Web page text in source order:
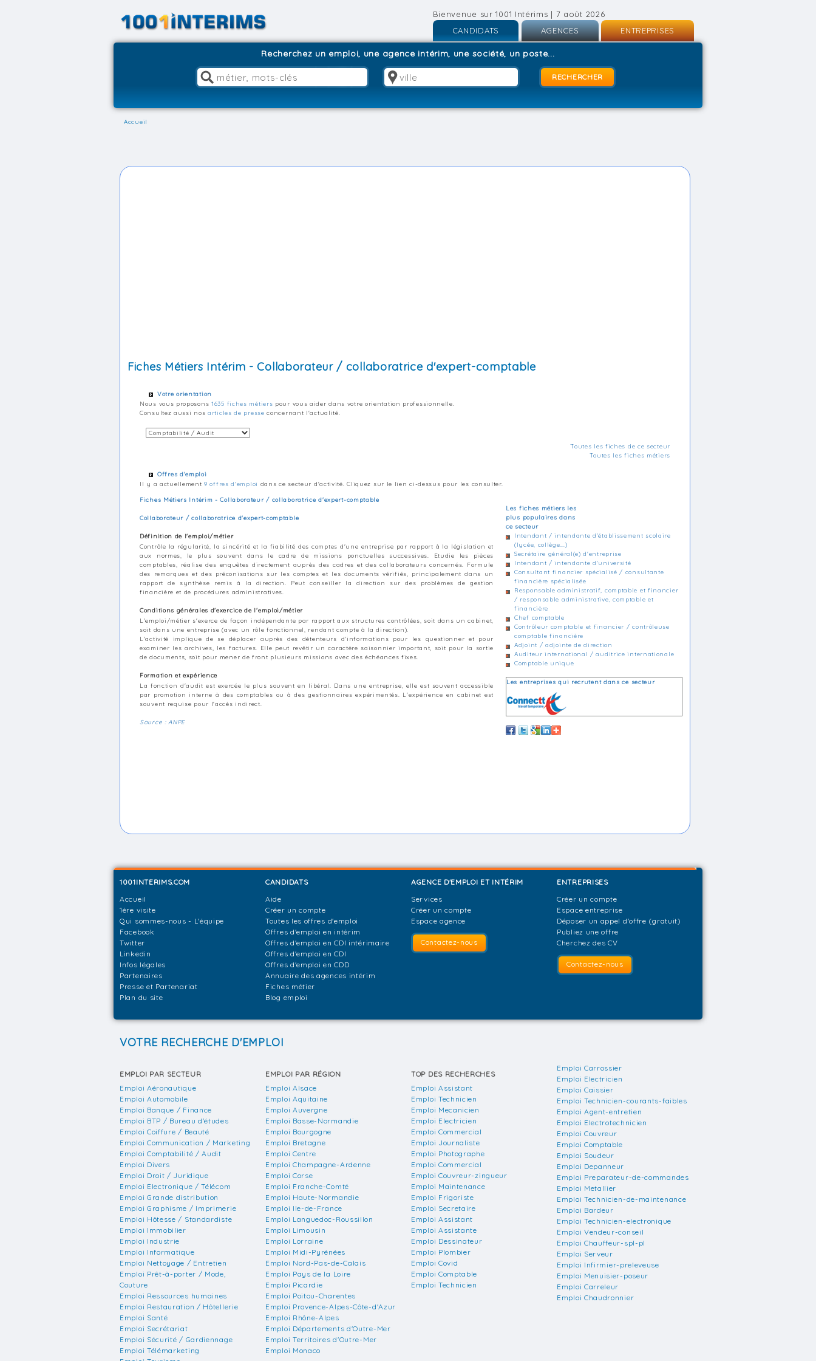
Bienvenue sur 1001 Intérims | 7 août 2026
CANDIDATS
Inscription
AGENCES
Inscription
Connexion
ENTREPRISES
Recherchez un emploi, une agence intérim, une société, un poste...
Accueil
Fiches Métiers Intérim - Collaborateur / collaboratrice d'expert-comptable
Votre orientation
Nous vous proposons 1635 fiches métiers pour vous aider dans votre orientation professionnelle.
Consultez aussi nos articles de presse concernant l'actualité.
Toutes les fiches de ce secteur
Toutes les fiches métiers
Offres d'emploi
Il y a actuellement 9 offres d'emploi dans ce secteur d'activité. Cliquez sur le lien ci-dessus pour les consulter.
Fiches Métiers Intérim - Collaborateur / collaboratrice d'expert-comptable
Collaborateur / collaboratrice d'expert-comptable
Définition de l'emploi/métier
Contrôle la régularité, la sincérité et la fiabilité des comptes d'une entreprise par rapport à la législation et
aux normes, le plus souvent dans le cadre de missions ponctuelles successives. Etudie les pièces
comptables, réalise des enquêtes directement auprès des cadres et des collaborateurs concernés. Formule
des remarques et des préconisations sur les comptes et les documents vérifiés, principalement dans un
rapport de synthèse remis à la direction. Peut conseiller la direction sur des problèmes de gestion
financière et de procédures administratives.
Conditions générales d'exercice de l'emploi/métier
L'emploi/métier s'exerce de façon indépendante par rapport aux structures contrôlées, soit dans un cabinet,
soit dans une entreprise (avec un rôle fonctionnel, rendant compte à la direction).
L'activité implique de se déplacer auprès des détenteurs d'informations pour les questionner et pour
examiner les archives, les factures. Elle peut revêtir un caractère saisonnier important, soit pour la sortie
de documents, soit pour mener de front plusieurs missions avec des échéances fixes.
Formation et expérience
La fonction d'audit est exercée le plus souvent en libéral. Dans une entreprise, elle est souvent accessible
par promotion interne à des comptables ou à des gestionnaires expérimentés. L'expérience en cabinet est
souvent requise pour l'accès indirect.
Source : ANPE
Les fiches métiers les
plus populaires dans
ce secteur
Intendant / intendante d'établissement scolaire
(lycée, collège...)
Secrétaire général(e) d'entreprise
Intendant / intendante d'université
Consultant financier spécialisé / consultante
financière spécialisée
Responsable administratif, comptable et financier
/ responsable administrative, comptable et
financière
Chef comptable
Contrôleur comptable et financier / contrôleuse
comptable financière
Adjoint / adjointe de direction
Auditeur international / auditrice internationale
Comptable unique
Les entreprises qui recrutent dans ce secteur
1001INTERIMS.COM
Accueil
1ère visite
Qui sommes-nous - L'équipe
Facebook
Twitter
Linkedin
Infos légales
Partenaires
Presse et Partenariat
Plan du site
CANDIDATS
Aide
Créer un compte
Toutes les offres d'emploi
Offres d'emploi en intérim
Offres d'emploi en CDI intérimaire
Offres d'emploi en CDI
Offres d'emploi en CDD
Annuaire des agences intérim
Fiches métier
Blog emploi
AGENCE D'EMPLOI ET INTÉRIM
Services
Créer un compte
Espace agence
Contactez-nous
ENTREPRISES
Créer un compte
Espace entreprise
Déposer un appel d'offre (gratuit)
Publiez une offre
Cherchez des CV
Contactez-nous
VOTRE RECHERCHE D'EMPLOI
EMPLOI PAR SECTEUR
Emploi Aéronautique
Emploi Automobile
Emploi Banque / Finance
Emploi BTP / Bureau d'études
Emploi Coiffure / Beauté
Emploi Communication / Marketing
Emploi Comptabilité / Audit
Emploi Divers
Emploi Droit / Juridique
Emploi Electronique / Télécom
Emploi Grande distribution
Emploi Graphisme / Imprimerie
Emploi Hôtesse / Standardiste
Emploi Immobilier
Emploi Industrie
Emploi Informatique
Emploi Nettoyage / Entretien
Emploi Prêt-à-porter / Mode,
Couture
Emploi Ressources humaines
Emploi Restauration / Hôtellerie
Emploi Santé
Emploi Secrétariat
Emploi Sécurité / Gardiennage
Emploi Télémarketing
EMPLOI PAR RÉGION
Emploi Alsace
Emploi Aquitaine
Emploi Auvergne
Emploi Basse-Normandie
Emploi Bourgogne
Emploi Bretagne
Emploi Centre
Emploi Champagne-Ardenne
Emploi Corse
Emploi Franche-Comté
Emploi Haute-Normandie
Emploi Ile-de-France
Emploi Languedoc-Roussillon
Emploi Limousin
Emploi Lorraine
Emploi Midi-Pyrénées
Emploi Nord-Pas-de-Calais
Emploi Pays de la Loire
Emploi Picardie
Emploi Poitou-Charentes
Emploi Provence-Alpes-Côte-d'Azur
Emploi Rhône-Alpes
Emploi Départements d'Outre-Mer
Emploi Territoires d'Outre-Mer
Emploi Monaco
TOP DES RECHERCHES
Emploi Assistant
Emploi Technicien
Emploi Mecanicien
Emploi Electricien
Emploi Commercial
Emploi Journaliste
Emploi Photographe
Emploi Commercial
Emploi Couvreur-zingueur
Emploi Maintenance
Emploi Frigoriste
Emploi Secretaire
Emploi Assistant
Emploi Assistante
Emploi Dessinateur
Emploi Plombier
Emploi Covid
Emploi Comptable
Emploi Technicien
Emploi Carrossier
Emploi Electricien
Emploi Caissier
Emploi Technicien-courants-faibles
Emploi Agent-entretien
Emploi Electrotechnicien
Emploi Couvreur
Emploi Comptable
Emploi Soudeur
Emploi Depanneur
Emploi Preparateur-de-commandes
Emploi Metallier
Emploi Technicien-de-maintenance
Emploi Bardeur
Emploi Technicien-electronique
Emploi Vendeur-conseil
Emploi Chauffeur-spl-pl
Emploi Serveur
Emploi Infirmier-preleveuse
Emploi Menuisier-poseur
Emploi Carreleur
Emploi Chaudronnier